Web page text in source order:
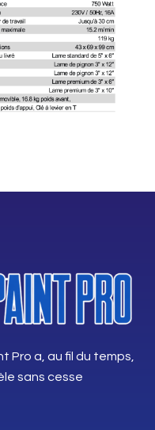
Pro a, au fil du temps,
sans cesse